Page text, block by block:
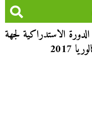
الاستدراكية لجهة